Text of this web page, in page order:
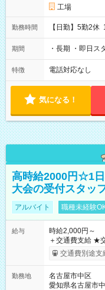
工場
勤務時間 【日勤】5勤2
期間 ・長期 ・即日ス
特徴 電話対応なし
気になる！
高時給2000円☆1
大会の受付スタッ
アルバイト 職種未経験
給与
時給2,000円～
＋交通費支給 ★交通費一部支給！ ┗1日500円を超えた分は全額
支給！ ※往復500
OK！（規定あ
期間なし
交通費別途支
勤務地
名古屋市中区
愛知県名古屋市